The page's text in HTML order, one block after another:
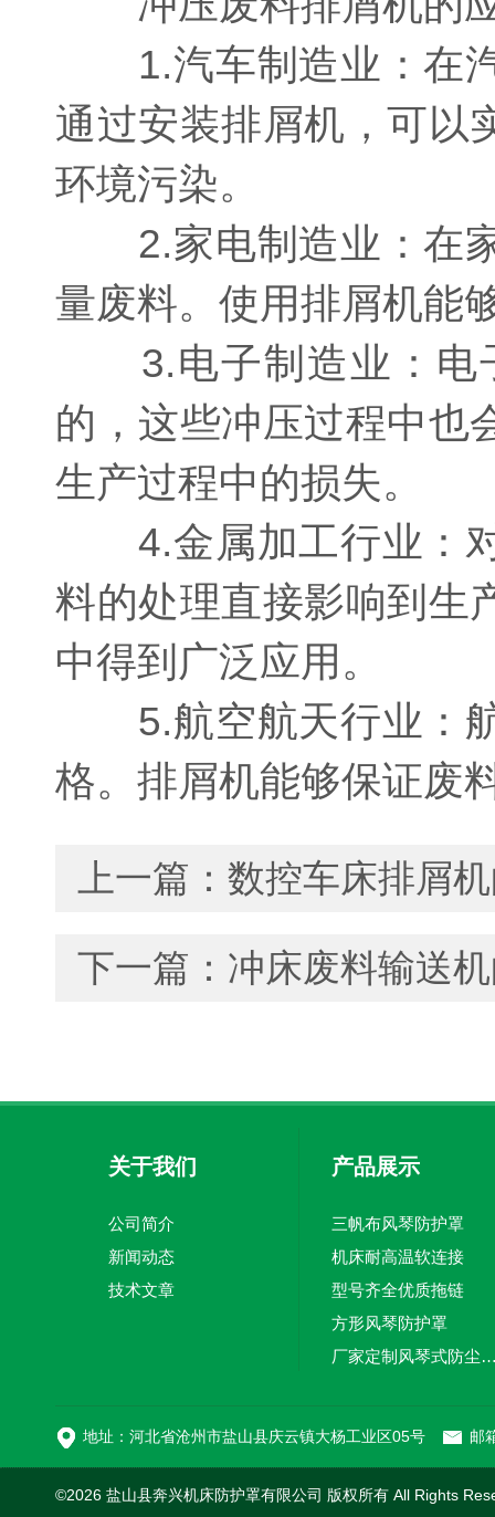
1.汽车制造业：在汽
通过安装排屑机，可以
环境污染。
2.家电制造业：在家
量废料。使用排屑机能
3.电子制造业：电
的，这些冲压过程中也
生产过程中的损失。
4.金属加工行业：对
料的处理直接影响到生
中得到广泛应用。
5.航空航天行业：航
格。排屑机能够保证废
上一篇： 数控车床排屑
下一篇： 冲床废料输送
关于我们
公司简介
新闻动态
技术文章
产品展示
三帆布风琴防护罩
机床耐高温软连接
型号齐全优质拖链
方形风琴防护罩
厂家定制风琴式
地址：河北省沧州市盐山县庆云镇大杨工业区05号 邮
©2026 盐山县奔兴机床防护罩有限公司 版权所有 All Rights